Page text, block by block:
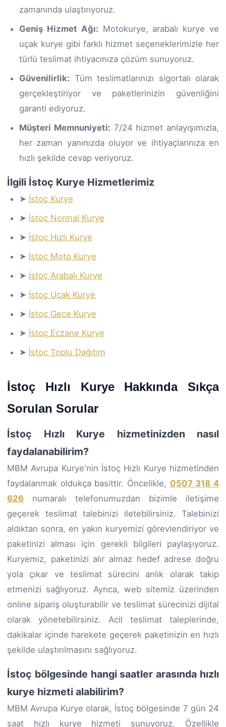
zamanında ulaştırıyoruz.
Geniş Hizmet Ağı: Motokurye, arabalı kurye ve
uçak kurye gibi farklı hizmet seçeneklerimizle her
türlü teslimat ihtiyacınıza çözüm sunuyoruz.
Güvenilirlik: Tüm teslimatlarınızı sigortalı olarak
gerçekleştiriyor ve paketlerinizin güvenliğini
garanti ediyoruz.
Müşteri Memnuniyeti: 7/24 hizmet anlayışımızla,
her zaman yanınızda oluyor ve ihtiyaçlarınıza en
hızlı şekilde cevap veriyoruz.
İlgili İstoç Kurye Hizmetlerimiz
➤ İstoç Kurye
➤ İstoç Normal Kurye
➤ İstoç Hızlı Kurye
➤ İstoç Moto Kurye
➤ İstoç Arabalı Kurye
➤ İstoç Uçak Kurye
➤ İstoç Gece Kurye
➤ İstoç Eczane Kurye
➤ İstoç Toplu Dağıtım
İstoç Hızlı Kurye Hakkında Sıkça
Sorulan Sorular
İstoç Hızlı Kurye hizmetinizden nasıl
faydalanabilirim?
MBM Avrupa Kurye'nin İstoç Hızlı Kurye hizmetinden
faydalanmak oldukça basittir. Öncelikle, 0507 318 4
626 numaralı telefonumuzdan bizimle iletişime
geçerek teslimat talebinizi iletebilirsiniz. Talebinizi
aldıktan sonra, en yakın kuryemizi görevlendiriyor ve
paketinizi alması için gerekli bilgileri paylaşıyoruz.
Kuryemiz, paketinizi alır almaz hedef adrese doğru
yola çıkar ve teslimat sürecini anlık olarak takip
etmenizi sağlıyoruz. Ayrıca, web sitemiz üzerinden
online sipariş oluşturabilir ve teslimat sürecinizi dijital
olarak yönetebilirsiniz. Acil teslimat taleplerinde,
dakikalar içinde harekete geçerek paketinizin en hızlı
şekilde ulaştırılmasını sağlıyoruz.
İstoç bölgesinde hangi saatler arasında hızlı
kurye hizmeti alabilirim?
MBM Avrupa Kurye olarak, İstoç bölgesinde 7 gün 24
saat hızlı kurye hizmeti sunuyoruz. Özellikle